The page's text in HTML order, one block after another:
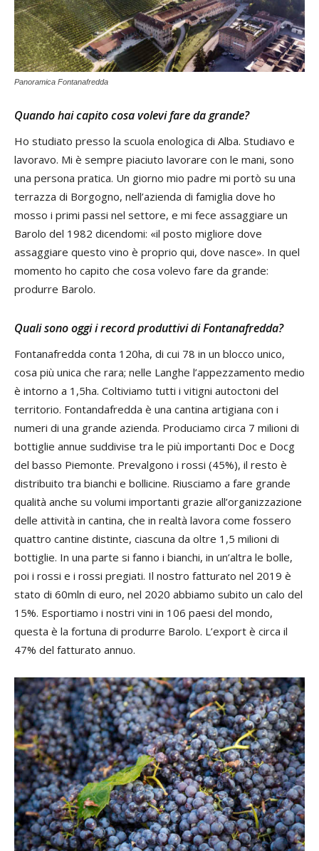
Panoramica Fontanafredda
Quando hai capito cosa volevi fare da grande?
Ho studiato presso la scuola enologica di Alba. Studiavo e
lavoravo. Mi è sempre piaciuto lavorare con le mani, sono
una persona pratica. Un giorno mio padre mi portò su una
terrazza di Borgogno, nell’azienda di famiglia dove ho
mosso i primi passi nel settore, e mi fece assaggiare un
Barolo del 1982 dicendomi: «il posto migliore dove
assaggiare questo vino è proprio qui, dove nasce». In quel
momento ho capito che cosa volevo fare da grande:
produrre Barolo.
Quali sono oggi i record produttivi di Fontanafredda?
Fontanafredda conta 120ha, di cui 78 in un blocco unico,
cosa più unica che rara; nelle Langhe l’appezzamento medio
è intorno a 1,5ha. Coltiviamo tutti i vitigni autoctoni del
territorio. Fontandafredda è una cantina artigiana con i
numeri di una grande azienda. Produciamo circa 7 milioni di
bottiglie annue suddivise tra le più importanti Doc e Docg
del basso Piemonte. Prevalgono i rossi (45%), il resto è
distribuito tra bianchi e bollicine. Riusciamo a fare grande
qualità anche su volumi importanti grazie all’organizzazione
delle attività in cantina, che in realtà lavora come fossero
quattro cantine distinte, ciascuna da oltre 1,5 milioni di
bottiglie. In una parte si fanno i bianchi, in un’altra le bolle,
poi i rossi e i rossi pregiati. Il nostro fatturato nel 2019 è
stato di 60mln di euro, nel 2020 abbiamo subito un calo del
15%. Esportiamo i nostri vini in 106 paesi del mondo,
questa è la fortuna di produrre Barolo. L’export è circa il
47% del fatturato annuo.